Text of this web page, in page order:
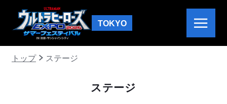
TOKYO
トップ ステージ
ステージ